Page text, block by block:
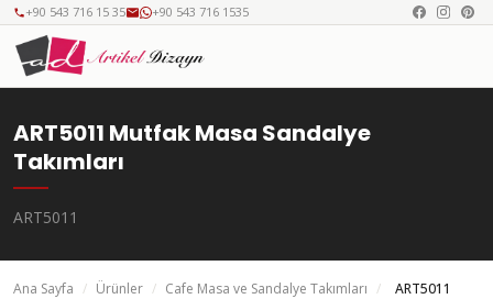
+90 543 716 15 35 +90 543 716 1535
ART5011 Mutfak Masa Sandalye
Takımları
ART5011
Ana Sayfa / Ürünler / Cafe Masa ve Sandalye Takımları /
ART5011